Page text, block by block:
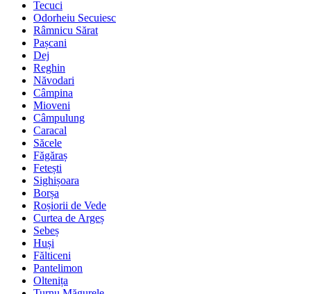
Tecuci
Odorheiu Secuiesc
Râmnicu Sărat
Pașcani
Dej
Reghin
Năvodari
Câmpina
Mioveni
Câmpulung
Caracal
Săcele
Făgăraș
Fetești
Sighișoara
Borșa
Roșiorii de Vede
Curtea de Argeș
Sebeș
Huși
Fălticeni
Pantelimon
Oltenița